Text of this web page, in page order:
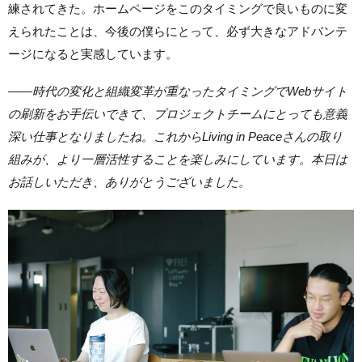
練されてきた。ホームページをこのタイミングで良いものに変
えられたことは、今後の僕らにとって、必ず大きなアドバンテ
ージになると実感しています。
——時代の変化と組織変革が重なったタイミングでWebサイト
の刷新をお手伝いできて、プロジェクトチームにとっても意義
深い仕事となりましたね。これからLiving in Peaceさんの取り
組みが、より一層活性することを楽しみにしています。本日は
お話しいただき、ありがとうございました。